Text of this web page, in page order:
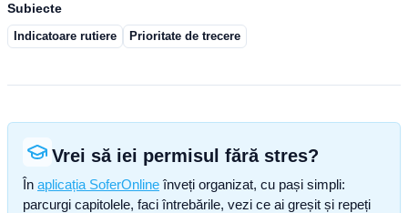
Subiecte
Indicatoare rutiere Prioritate de trecere
Vrei să iei permisul fără stres?
În aplicația SoferOnline înveți organizat, cu pași simpli:
parcurgi capitolele, faci întrebările, vezi ce ai greșit și repeți